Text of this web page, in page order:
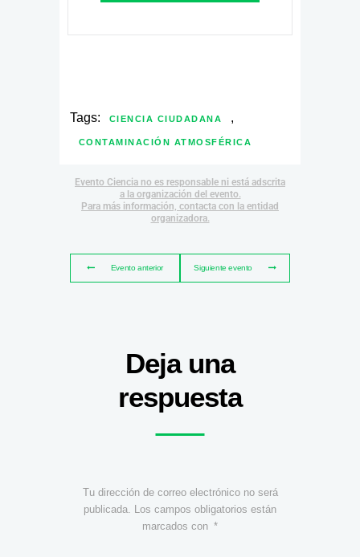
Tags: CIENCIA CIUDADANA ,
CONTAMINACIÓN ATMOSFÉRICA
Evento Ciencia no es responsable ni está adscrita
a la organización del evento.
Para más información, contacta con la entidad
organizadora.
Evento anterior Siguiente evento
Deja una
respuesta
Tu dirección de correo electrónico no será
publicada. Los campos obligatorios están
marcados con *